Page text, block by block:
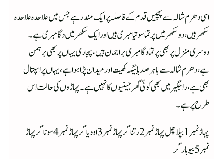
اسی دھرم شالہ سے پچیس قدم کے فاصلہ پر ایک مندر ہے جس میں علاحدہ علاحدہ
سکھر ہیں، دو سکھرمیں پرتماسوتیامبری ہیں اور ایک سکھر میں دگامبری ہے۔
دوسری منزل پر بھی پرتما دگامبری براجمان ہیں ،پجاری یہاں پر بھی برہمن
ہے،دھرم شالہ سے باہر صدہا بیگہہ کھیت اور میدان پڑا ہوا ہے،یہاں پر اسپتال
بھی ہے،راجگیر میں بھی کوئی گھر جینیوں کا نہیں ہے۔پہاڑوں کی حالت اس
طرح پر ہے۔
پہاڑ نمبر 1 بپلاچل پہاڑ نمبر 2 رتناگر پہاڑ نمبر 3 اودیاگر پہاڑ نمبر 4سوناگر پہاڑ
نمبر 5بیوہارگر